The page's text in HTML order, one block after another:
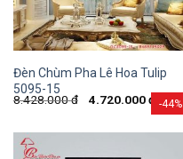
-44%
Đèn Chùm Pha Lê Hoa Tulip
5095-15
8.428.000đ 4.720.000đ